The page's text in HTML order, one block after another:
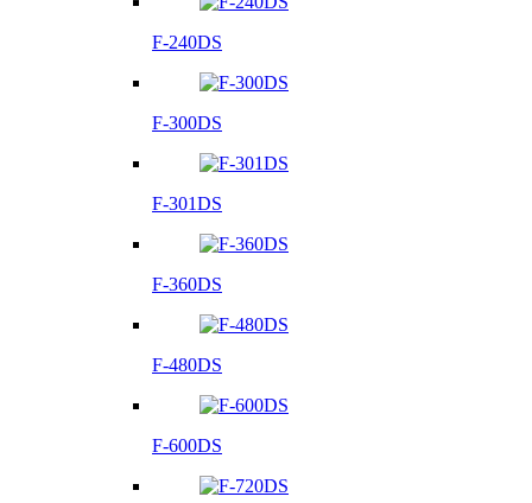
F-240DS
F-300DS
F-301DS
F-360DS
F-480DS
F-600DS